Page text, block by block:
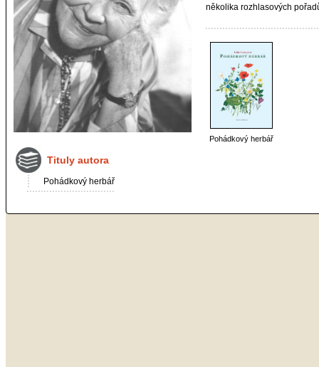
Tituly autora
Pohádkový herbář
několika rozhlasových
Pohádkový herbář